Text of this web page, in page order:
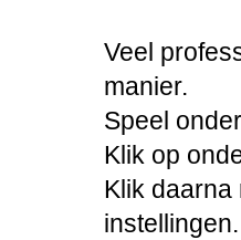
Veel
manier.
Speel
Klik op
Klik daarna
instellingen.